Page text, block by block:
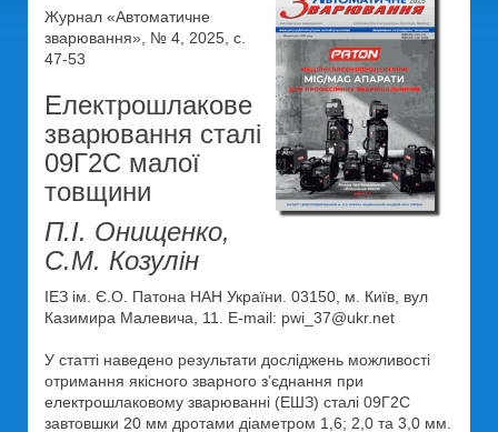
Журнал «Автоматичне
зварювання», № 4, 2025, с.
47-53
Електрошлакове
зварювання сталі
09Г2С малої
товщини
П.І. Онищенко,
С.М. Козулін
ІЕЗ ім. Є.О. Патона НАН України. 03150, м. Київ, вул
Казимира Малевича, 11. E-mail: pwi_37@ukr.net
У статті наведено результати досліджень можливості
отримання якісного зварного з’єднання при
електрошлаковому зварюванні (ЕШЗ) сталі 09Г2С
завтовшки 20 мм дротами діаметром 1,6; 2,0 та 3,0 мм.